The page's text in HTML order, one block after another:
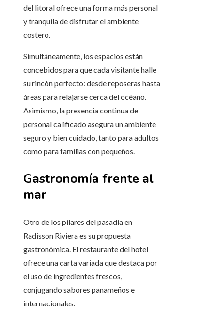
del litoral ofrece una forma más personal
y tranquila de disfrutar el ambiente
costero.
Simultáneamente, los espacios están
concebidos para que cada visitante halle
su rincón perfecto: desde reposeras hasta
áreas para relajarse cerca del océano.
Asimismo, la presencia continua de
personal calificado asegura un ambiente
seguro y bien cuidado, tanto para adultos
como para familias con pequeños.
Gastronomía frente al
mar
Otro de los pilares del pasadía en
Radisson Riviera es su propuesta
gastronómica. El restaurante del hotel
ofrece una carta variada que destaca por
el uso de ingredientes frescos,
conjugando sabores panameños e
internacionales.